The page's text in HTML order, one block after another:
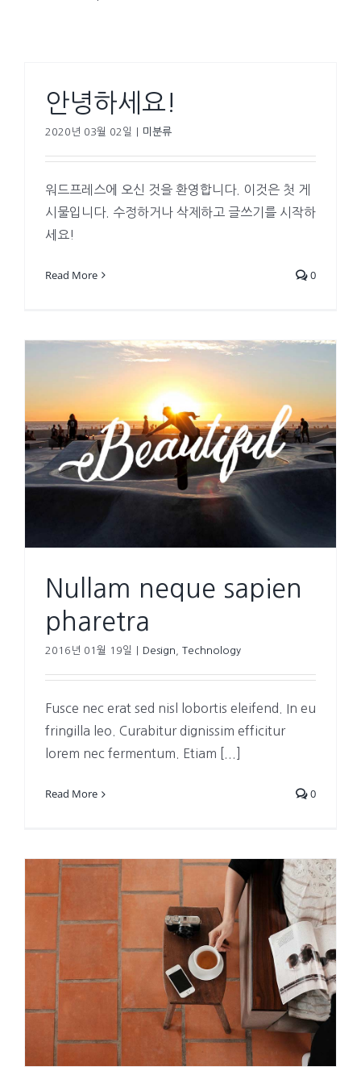
안녕하세요!
2020년 03월 02일 미분류
워드프레스에 오신 것을 환영합니다. 이것은 첫 게
시물입니다. 수정하거나 삭제하고 글쓰기를 시작하
세요!
Read More 0
Nullam neque sapien
pharetra
2016년 01월 19일 Design Technology
Fusce nec erat sed nisl lobortis eleifend. In eu
fringilla leo. Curabitur dignissim efficitur
lorem nec fermentum. Etiam [...]
Read More 0